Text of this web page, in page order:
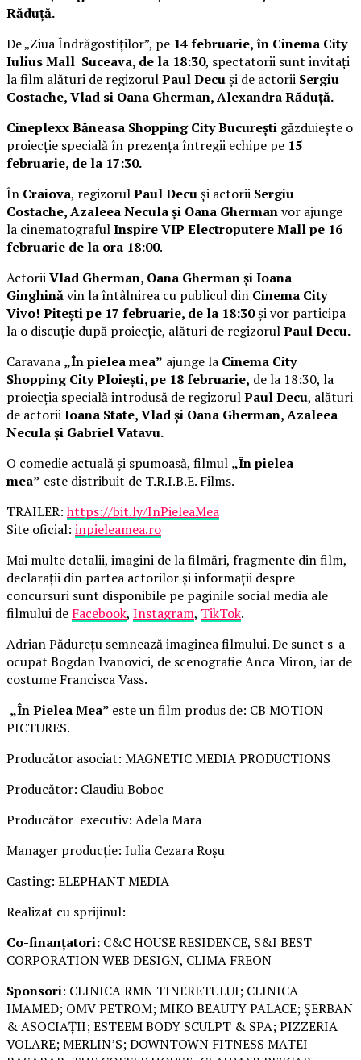
Răduță.
De „Ziua Îndrăgostiților”, pe 14 februarie, în Cinema City
Iulius Mall Suceava, de la 18:30, spectatorii sunt invitați
la film alături de regizorulPaul Decuși de actorii Sergiu
Costache, Vlad si Oana Gherman, Alexandra Răduță.
Cineplexx Băneasa Shopping City București găzduiește o
proiecție specială în prezența întregii echipe pe 15
februarie, de la 17:30.
În Craiova, regizorulPaul Decuși actorii Sergiu
Costache, Azaleea Necula și Oana Ghermanvor ajunge
la cinematografulInspire VIP Electroputere Mall pe 16
februarie de la ora 18:00.
ActoriiVlad Gherman, Oana Gherman și Ioana
Ginghinăvin la întâlnirea cu publicul din Cinema City
Vivo! Pitești pe 17 februarie, de la 18:30și vor participa
la o discuție după proiecție, alături de regizorulPaul Decu.
Caravana „În pielea mea” ajunge la Cinema City
Shopping City Ploiești, pe 18 februarie, de la 18:30, la
proiecția specială introdusă de regizorulPaul Decu, alături
de actoriiIoana State, Vlad și Oana Gherman, Azaleea
Necula și Gabriel Vatavu.
O comedie actuală și spumoasă, filmul „În pielea
mea” este distribuit de T.R.I.B.E. Films.
TRAILER:https://bit.ly/InPieleaMea
Site oficial: inpieleamea.ro
Mai multe detalii, imagini de la filmări, fragmente din film,
declarații din partea actorilor și informații despre
concursuri sunt disponibile pe paginile social media ale
filmului de Facebook, Instagram, TikTok.
Adrian Pădurețu semnează imaginea filmului. De sunet s-a
ocupat Bogdan Ivanovici, de scenografie Anca Miron, iar de
costume Francisca Vass.
„În Pielea Mea” este un film produs de: CB MOTION
PICTURES.
Producător asociat: MAGNETIC MEDIA PRODUCTIONS
Producător: Claudiu Boboc
Producător executiv: Adela Mara
Manager producție: Iulia Cezara Roșu
Casting: ELEPHANT MEDIA
Realizat cu sprijinul:
Co-finanțatori: C&C HOUSE RESIDENCE, S&I BEST
CORPORATION WEB DESIGN, CLIMA FREON
Sponsori: CLINICA RMN TINERETULUI; CLINICA
IMAMED; OMV PETROM; MIKO BEAUTY PALACE; ȘERBAN
& ASOCIAȚII; ESTEEM BODY SCULPT & SPA; PIZZERIA
VOLARE; MERLIN’S; DOWNTOWN FITNESS MATEI